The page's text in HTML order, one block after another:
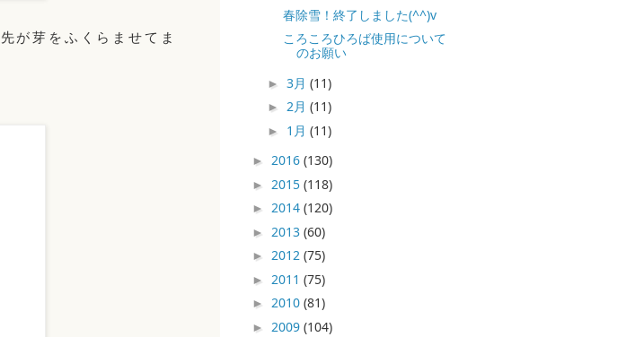
が芽をふくらませてま
春除雪！終了しました(^^)v
ころころひろば使用について
のお願い
► 3月 (11)
► 2月 (11)
► 1月 (11)
► 2016 (130)
► 2015 (118)
► 2014 (120)
► 2013 (60)
► 2012 (75)
► 2011 (75)
► 2010 (81)
► 2009 (104)